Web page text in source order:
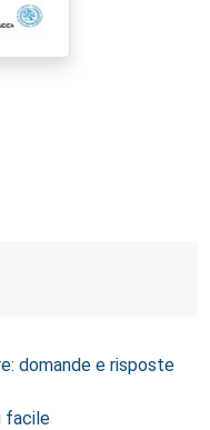
domande e risposte
facile